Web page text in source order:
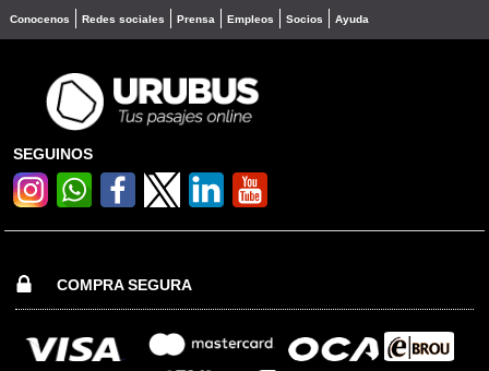
Conocenos Redes sociales Prensa Empleos Socios Ayuda
SEGUINOS
COMPRA SEGURA